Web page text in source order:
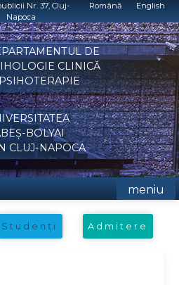
Nr. 37, Cluj-
Napoca
Română English
DE
CLINICĂ
BOLYAI
CLUJ-NAPOCA
meniu
Studenți Admitere